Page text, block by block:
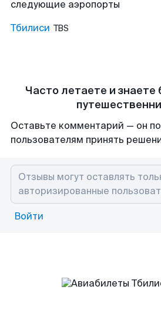
следующие аэропорты
Тбилиси TBS
Часто летаете и знаете
Оставьте комментарий — он
пользователям принять
Войти